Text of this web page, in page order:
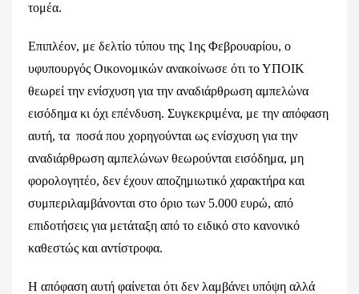
τομέα.
Επιπλέον, με δελτίο τύπου της 1ης Φεβρουαρίου, ο
υφυπουργός Οικονομικών ανακοίνωσε ότι το ΥΠΟΙΚ
θεωρεί την ενίσχυση για την αναδιάρθρωση αμπελώνα
εισόδημα κι όχι επένδυση. Συγκεκριμένα, με την απόφαση
αυτή, τα ποσά που χορηγούνται ως ενίσχυση για την
αναδιάρθρωση αμπελώνων θεωρούνται εισόδημα, μη
φορολογητέο, δεν έχουν αποζημιωτικό χαρακτήρα και
συμπεριλαμβάνονται στο όριο των 5.000 ευρώ, από
επιδοτήσεις για μετάταξη από το ειδικό στο κανονικό
καθεστώς και αντίστροφα.
Η απόφαση αυτή φαίνεται ότι δεν λαμβάνει υπόψη αλλά